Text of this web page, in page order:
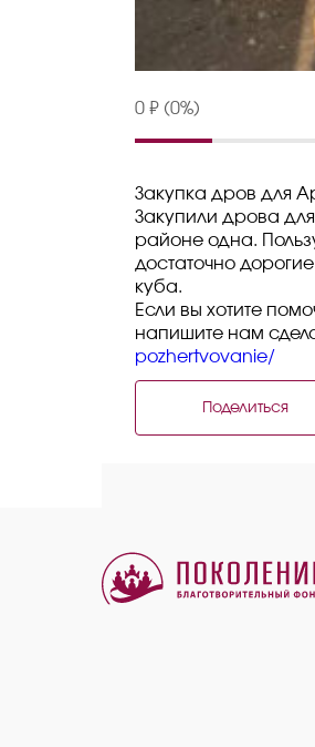
0 ₽ (0%)
Закупка дров для
Закупили дрова
районе одна.
достаточно
куба.
Если вы хотите
напишите нам
pozhertvovanie/
Поделиться